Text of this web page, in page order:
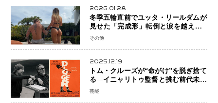
2026.01.28
冬季五輪直前でユッタ・リールダムが
見せた「完成形」転倒と涙を越えて─
ミラノで金を狙うオランダ女王の現在
その他
2025.12.19
トム・クルーズが“命がけ”を脱ぎ捨て
る―イニャリトゥ監督と挑む前代未聞
の大惨事コメディ「DIGGER ディガ
芸能